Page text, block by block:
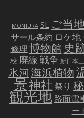
MONTURA SL ご当
サール条約 ロケ地
修理 博物館 史
校 廃線戦争 新日本
氷河海浜植物
景神社 祭り
観光地 路面電
ー